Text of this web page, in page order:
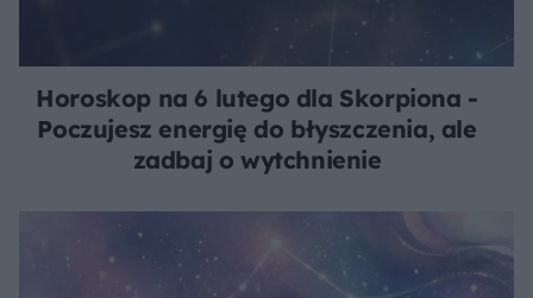
Horoskop na 6 lutego dla Skorpiona -
Poczujesz energię do błyszczenia, ale
zadbaj o wytchnienie